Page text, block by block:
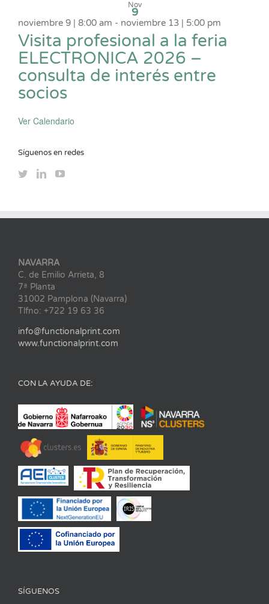
Nov
9
noviembre 9 | 8:00 am - noviembre 13 | 5:00 pm
Visita profesional a la feria
ELECTRONICA 2026 –
consulta de interés entre
socios
Ver Calendario
Síguenos en redes
NAVARRA
C. de Emilio Arrieta, 8
7ª Planta
31002 Pamplona (Navarra)
Tlfno: +722 19 63 36
info@functionalprint.com
www.functionalprint.com
CON LA AYUDA DE:
SÍGUENOS